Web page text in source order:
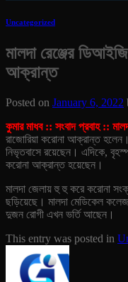
Uncategorized
মালদা রেঞ্জের
আক্রান্ত
Posted on January 6, 2022
কুমার মাধব :: সংবাদ প্রবাহ ::
রাজোরিয়া করোনা আক্রান্ত
নিভৃতবাসে রয়েছেন। এদিকে,
করোনা আক্রান্ত হয়েছেন।
মালদা জেলায় হু হু করে করোনা
ছড়িয়েছে। মালদা মেডিকেল
দুজন রোগী এখন ভর্তি আছেন।
This entry was posted in